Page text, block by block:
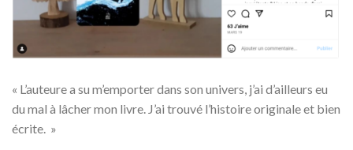
« L’auteure a su m’emporter dans son univers, j’ai d’ailleurs eu
du mal à lâcher mon livre. J’ai trouvé l’histoire originale et bien
écrite. »